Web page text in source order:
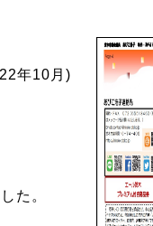
年10月)
た。